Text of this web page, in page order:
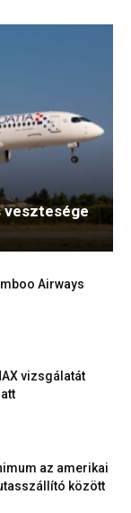
vesztesége
Airways
vizsgálatát
az amerikai
között